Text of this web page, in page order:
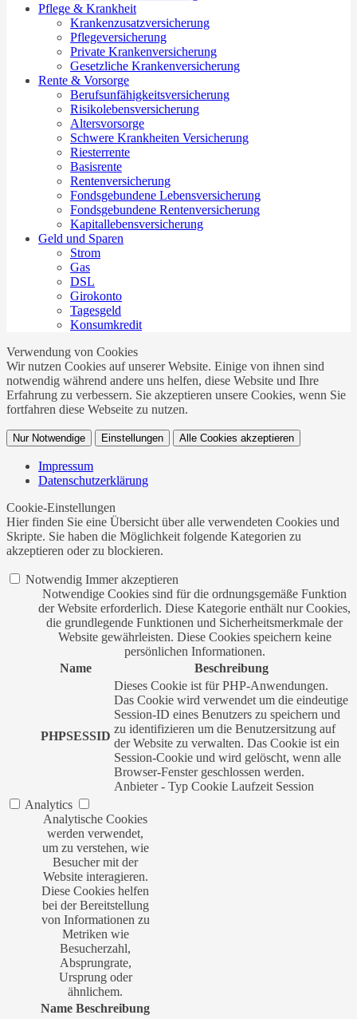
Pflege & Krankheit
Krankenzusatzversicherung
Pflegeversicherung
Private Krankenversicherung
Gesetzliche Krankenversicherung
Rente & Vorsorge
Berufs­unfähigkeitsversicherung
Risikolebensversicherung
Altersvorsorge
Schwere Krankheiten Versicherung
Riesterrente
Basisrente
Rentenversicherung
Fondsgebundene Lebensversicherung
Fondsgebundene Rentenversicherung
Kapitallebensversicherung
Geld und Sparen
Strom
Gas
DSL
Girokonto
Tagesgeld
Konsumkredit
Verwendung von Cookies
Wir nutzen Cookies auf unserer Website. Einige von ihnen sind
notwendig während andere uns helfen, diese Website und Ihre
Erfahrung zu verbessern. Sie akzeptieren unsere Cookies, wenn Sie
fortfahren diese Webseite zu nutzen.
Nur Notwendige Einstellungen Alle Cookies akzeptieren
Impressum
Datenschutzerklärung
Cookie-Einstellungen
Hier finden Sie eine Übersicht über alle verwendeten Cookies und
Skripte. Sie haben die Möglichkeit folgende Kategorien zu
akzeptieren oder zu blockieren.
Notwendig Immer akzeptieren
Notwendige Cookies sind für die ordnungsgemäße Funktion
der Website erforderlich. Diese Kategorie enthält nur Cookies,
die grundlegende Funktionen und Sicherheitsmerkmale der
Website gewährleisten. Diese Cookies speichern keine
persönlichen Informationen.
Name
Beschreibung
PHPSESSID
Dieses Cookie ist für PHP-Anwendungen.
Das Cookie wird verwendet um die eindeutige
Session-ID eines Benutzers zu speichern und
zu identifizieren um die Benutzersitzung auf
der Website zu verwalten. Das Cookie ist ein
Session-Cookie und wird gelöscht, wenn alle
Browser-Fenster geschlossen werden.
Anbieter - Typ Cookie Laufzeit Session
Analytics
Analytische Cookies
werden verwendet,
um zu verstehen, wie
Besucher mit der
Website interagieren.
Diese Cookies helfen
bei der Bereitstellung
von Informationen zu
Metriken wie
Besucherzahl,
Absprungrate,
Ursprung oder
ähnlichem.
Name Beschreibung